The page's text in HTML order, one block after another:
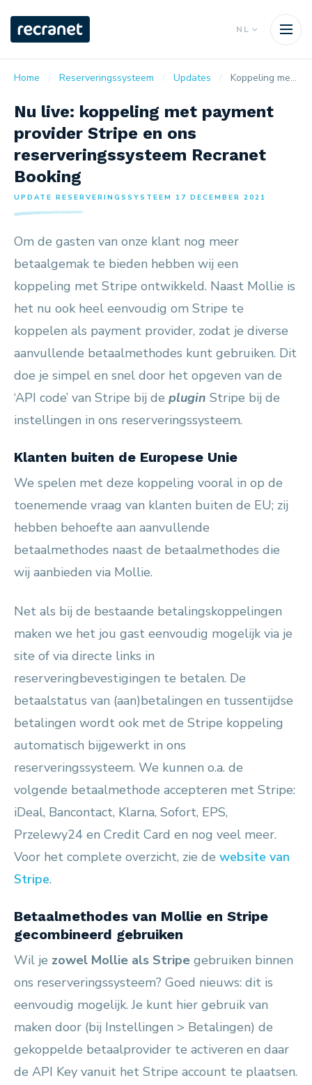
NL
Home Reserveringssysteem Updates Koppeling met payment provider Stripe
Nu live: koppeling met payment
provider Stripe en ons
reserveringssysteem Recranet
Booking
UPDATE RESERVERINGSSYSTEEM 17 DECEMBER 2021
Om de gasten van onze klant nog meer
betaalgemak te bieden hebben wij een
koppeling met Stripe ontwikkeld. Naast Mollie is
het nu ook heel eenvoudig om Stripe te
koppelen als payment provider, zodat je diverse
aanvullende betaalmethodes kunt gebruiken. Dit
doe je simpel en snel door het opgeven van de
‘API code’ van Stripe bij de plugin Stripe bij de
instellingen in ons reserveringssysteem.
Klanten buiten de Europese Unie
We spelen met deze koppeling vooral in op de
toenemende vraag van klanten buiten de EU; zij
hebben behoefte aan aanvullende
betaalmethodes naast de betaalmethodes die
wij aanbieden via Mollie.
Net als bij de bestaande betalingskoppelingen
maken we het jou gast eenvoudig mogelijk via je
site of via directe links in
reserveringbevestigingen te betalen. De
betaalstatus van (aan)betalingen en tussentijdse
betalingen wordt ook met de Stripe koppeling
automatisch bijgewerkt in ons
reserveringssysteem. We kunnen o.a. de
volgende betaalmethode accepteren met Stripe:
iDeal, Bancontact, Klarna, Sofort, EPS,
Przelewy24 en Credit Card en nog veel meer.
Voor het complete overzicht, zie de website van
Stripe.
Betaalmethodes van Mollie en Stripe
gecombineerd gebruiken
Wil je zowel Mollie als Stripe gebruiken binnen
ons reserveringssysteem? Goed nieuws: dit is
eenvoudig mogelijk. Je kunt hier gebruik van
maken door (bij Instellingen > Betalingen) de
gekoppelde betaalprovider te activeren en daar
de API Key vanuit het Stripe account te plaatsen.